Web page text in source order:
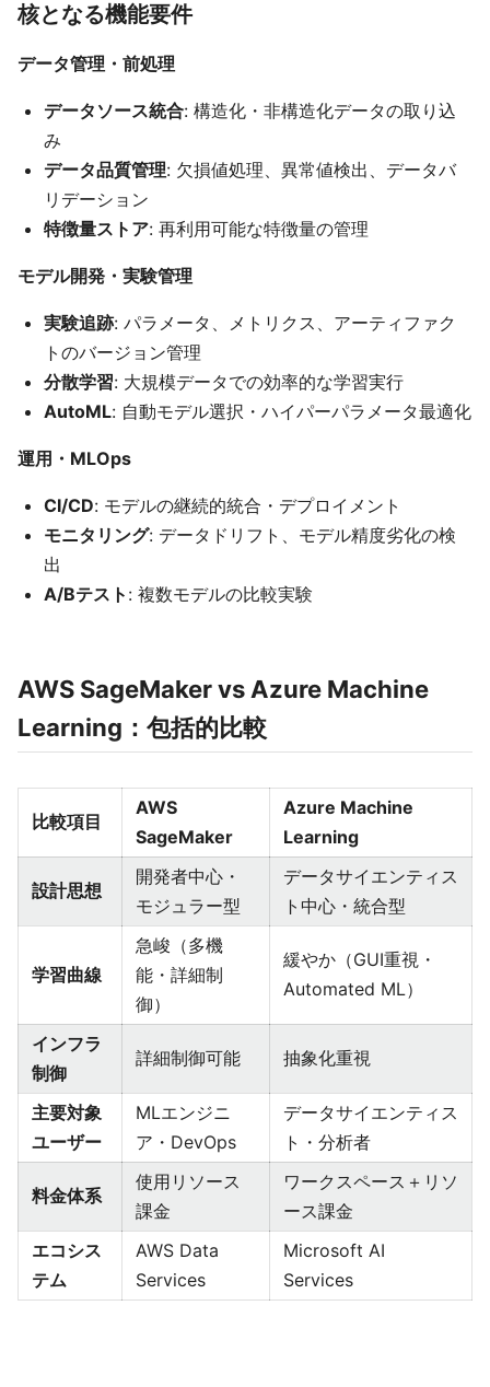
核となる機能要件
データ管理・前処理
データソース統合: 構造化・非構造化データの取り込
み
データ品質管理: 欠損値処理、異常値検出、データバ
リデーション
特徴量ストア: 再利用可能な特徴量の管理
モデル開発・実験管理
実験追跡: パラメータ、メトリクス、アーティファク
トのバージョン管理
分散学習: 大規模データでの効率的な学習実行
AutoML: 自動モデル選択・ハイパーパラメータ最適化
運用・MLOps
CI/CD: モデルの継続的統合・デプロイメント
モニタリング: データドリフト、モデル精度劣化の検
出
A/Bテスト : 複数モデルの比較実験
AWS SageMaker vs Azure Machine
Learning：包括的比較
比較項目
AWS
SageMaker
Azure Machine
Learning
設計思想
開発者中心・
モジュラー型
データサイエンティス
ト中心・統合型
学習曲線
急峻（多機
能・詳細制
御）
緩やか（GUI重視・
Automated ML）
インフラ
制御
詳細制御可能 抽象化重視
主要対象
ユーザー
MLエンジニ
ア・DevOps
データサイエンティス
ト・分析者
料金体系
使用リソース
課金
ワークスペース＋リソ
ース課金
エコシス
テム
AWS Data
Services
Microsoft AI
Services